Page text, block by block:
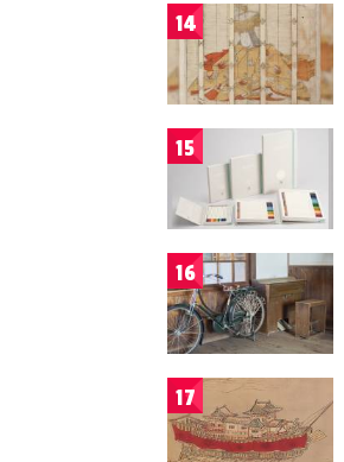
14
15
16
17